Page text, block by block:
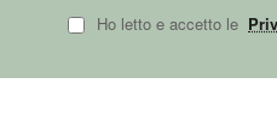
Ho letto e accetto le